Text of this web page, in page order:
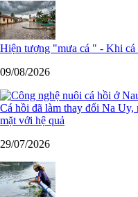
Hiện tượng "mưa cá " - Khi
09/08/2026
Cá hồi đã làm thay đổi Na
mặt với hệ quả
29/07/2026